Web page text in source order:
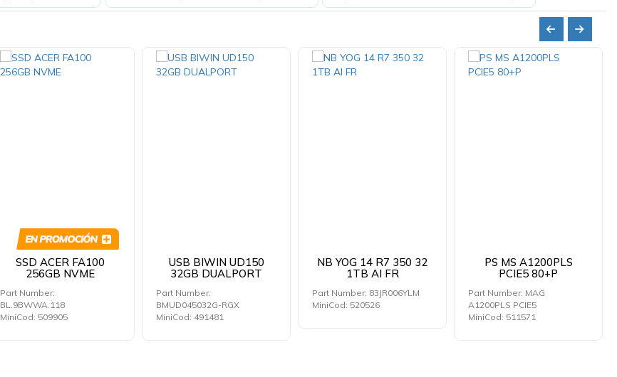
SSD ACER FA100
256GB NVME
Part Number:
BL.9BWWA.118
MiniCod: 509905
USB BIWIN UD150
32GB DUALPORT
Part Number:
BMUD045032G-RGX
MiniCod: 491481
NB YOG 14 R7 350 32
1TB AI FR
Part Number: 83JR006YLM
MiniCod: 520526
PS MS A1200PLS
PCIE5 80+P
Part Number: MAG
A1200PLS PCIE5
MiniCod: 511571